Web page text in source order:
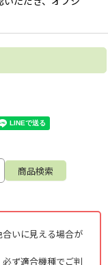
いに見える場合が
ず適合機種でご判